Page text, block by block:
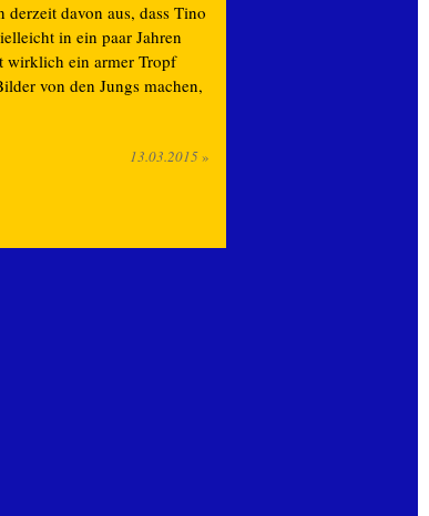
davon aus, dass Tino
in ein paar Jahren
wirklich ein armer Tropf
von den Jungs machen,
13.03.2015»